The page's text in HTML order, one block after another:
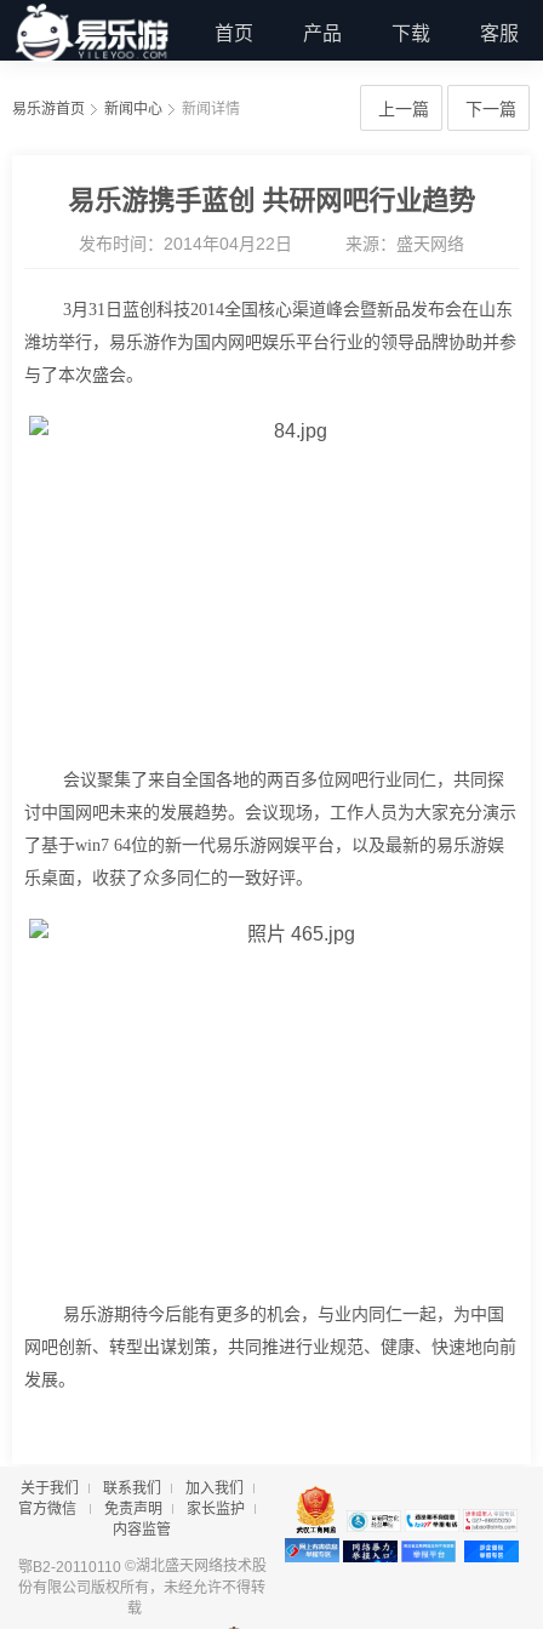
首页 产品 下载 客服
易乐游首页 新闻中心 新闻详情 上一篇 下一篇
易乐游携手蓝创 共研网吧行业趋势
发布时间：2014年04月22日 来源：盛天网络
3月31日蓝创科技2014全国核心渠道峰会暨新品发布会在山东
潍坊举行，易乐游作为国内网吧娱乐平台行业的领导品牌协助并参
与了本次盛会。
会议聚集了来自全国各地的两百多位网吧行业同仁，共同探
讨中国网吧未来的发展趋势。会议现场，工作人员为大家充分演示
了基于win7 64位的新一代易乐游网娱平台，以及最新的易乐游娱
乐桌面，收获了众多同仁的一致好评。
易乐游期待今后能有更多的机会，与业内同仁一起，为中国
网吧创新、转型出谋划策，共同推进行业规范、健康、快速地向前
发展。
关于我们 联系我们
加入我们
官方微信
免责声明
家长监护
内容监管
鄂B2-20110110 ©湖北盛天网络技术股
份有限公司版权所有，未经允许不得转
载